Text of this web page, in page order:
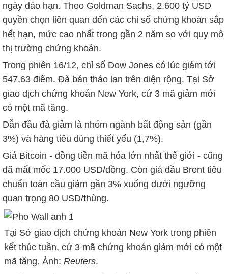
ngày đáo hạn. Theo Goldman Sachs, 2.600 tỷ USD
quyền chọn liên quan đến các chỉ số chứng khoán sắp
hết hạn, mức cao nhất trong gần 2 năm so với quy mô
thị trường chứng khoán.
Trong phiên 16/12, chỉ số Dow Jones có lúc giảm tới
547,63 điểm. Đà bán tháo lan trên diện rộng. Tại Sở
giao dịch chứng khoán New York, cứ 3 mã giảm mới
có một mã tăng.
Dẫn đầu đà giảm là nhóm ngành bất động sản (gần
3%) và hàng tiêu dùng thiết yếu (1,7%).
Giá Bitcoin - đồng tiền mã hóa lớn nhất thế giới - cũng
đã mất mốc 17.000 USD/đồng. Còn giá dầu Brent tiêu
chuẩn toàn cầu giảm gần 3% xuống dưới ngưỡng
quan trọng 80 USD/thùng.
Tại Sở giao dịch chứng khoán New York trong phiên
kết thúc tuần, cứ 3 mã chứng khoán giảm mới có một
mã tăng. Ảnh: Reuters.